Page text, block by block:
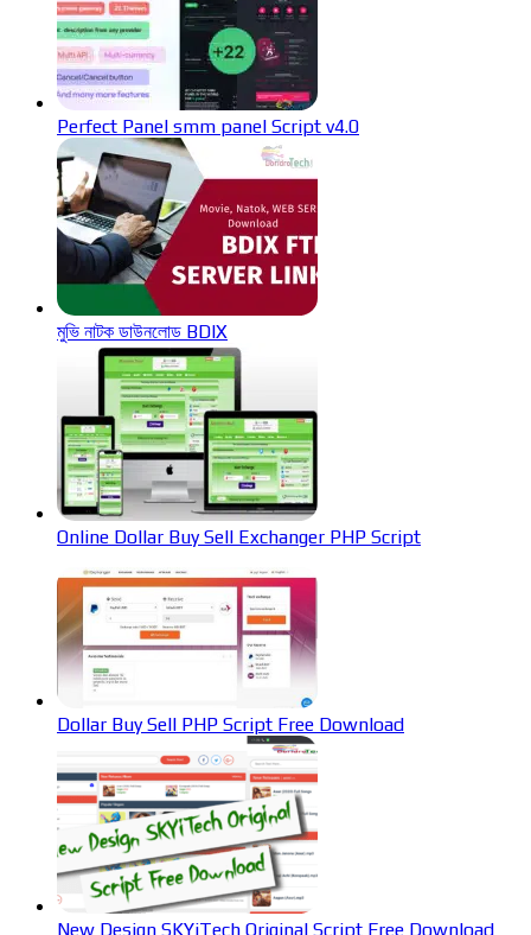
Perfect Panel smm panel Script v4.0
মুভি নাটক ডাউনলোড BDIX
Online Dollar Buy Sell Exchanger PHP Script
Dollar Buy Sell PHP Script Free Download
New Design SKYiTech Original Script Free Download